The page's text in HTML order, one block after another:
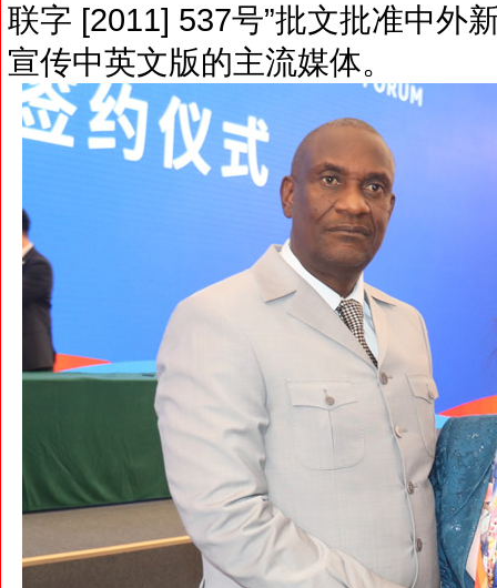
联字 [2011] 537号”批文批准中外
宣传中英文版的主流媒体。